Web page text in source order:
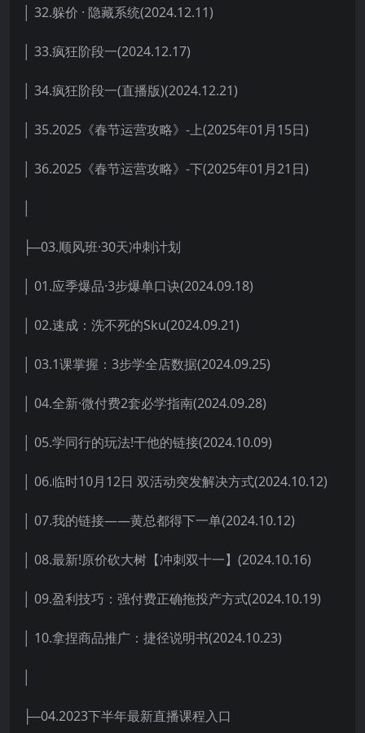
│ 32.躲价 · 隐藏系统(2024.12.11)
│ 33.疯狂阶段一(2024.12.17)
│ 34.疯狂阶段一(直播版)(2024.12.21)
│ 35.2025《春节运营攻略》-上(2025年01月15日)
│ 36.2025《春节运营攻略》-下(2025年01月21日)
├─03.顺风班·30天冲刺计划
│ 01.应季爆品·3步爆单口诀(2024.09.18)
│ 02.速成：洗不死的Sku(2024.09.21)
│ 03.1课掌握：3步学全店数据(2024.09.25)
│ 04.全新·微付费2套必学指南(2024.09.28)
│ 05.学同行的玩法!干他的链接(2024.10.09)
│ 06.临时10月12日 双活动突发解决方式(2024.10.12)
│ 07.我的链接——黄总都得下一单(2024.10.12)
│ 08.最新!原价砍大树【冲刺双十一】(2024.10.16)
│ 09.盈利技巧：强付费正确拖投产方式(2024.10.19)
│ 10.拿捏商品推广：捷径说明书(2024.10.23)
├─04.2023下半年最新直播课程入口